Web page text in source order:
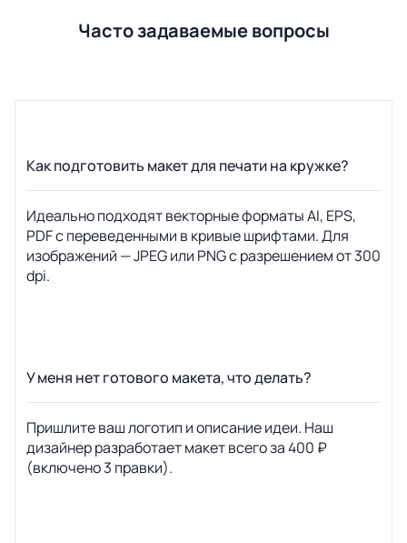
Часто задаваемые вопросы
Как подготовить макет для печати на кружке?
Идеально подходят векторные форматы AI, EPS,
PDF с переведенными в кривые шрифтами. Для
изображений — JPEG или PNG с разрешением от 300
dpi.
У меня нет готового макета, что делать?
Пришлите ваш логотип и описание идеи. Наш
дизайнер разработает макет всего за 400 ₽
(включено 3 правки).